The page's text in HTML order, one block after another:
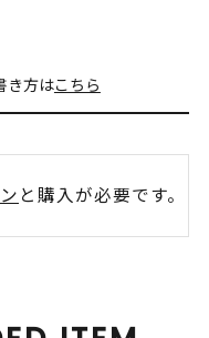
き方はこちら
と購入が必要です。